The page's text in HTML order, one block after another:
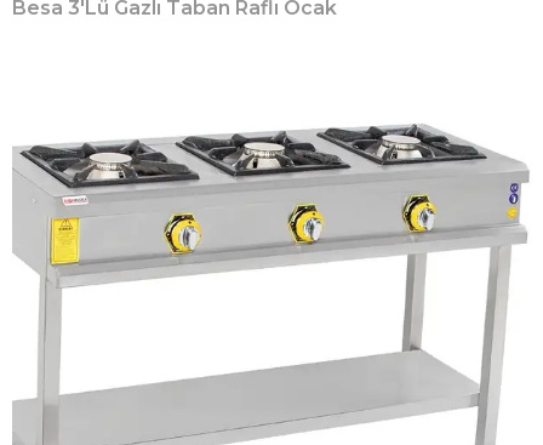
Besa 3'Lü Gazlı Taban Raflı Ocak